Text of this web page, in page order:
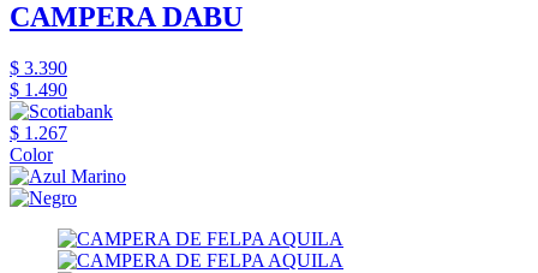
CAMPERA DABU
$ 3.390
$ 1.490
$ 1.267
Color